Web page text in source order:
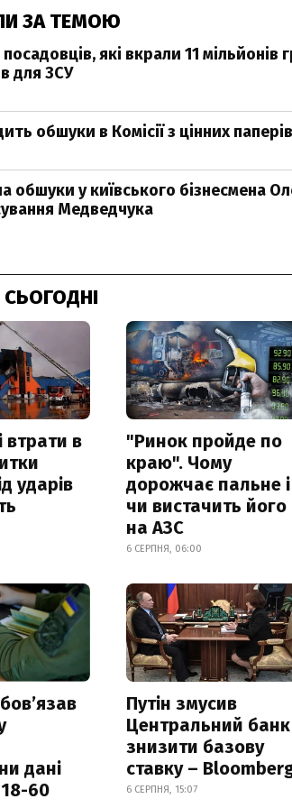
ЗА ТЕМОЮ
які вкрали 11 мільйонів
для ЗСУ
обшуки в Комісії з цінних паперів
обшуки у київського бізнесмена
Медведчука
втрати в
ударів
"Ринок пройде по
краю". Чому
дорожчає пальне і
чи вистачить його
на АЗС
6 СЕРПНЯ, 06:00
дані
18-60
Путін змусив
Центральний банк
знизити базову
ставку –
6 СЕРПНЯ, 15:07